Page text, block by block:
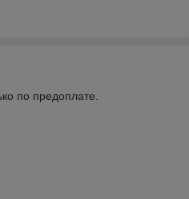
по предоплате.